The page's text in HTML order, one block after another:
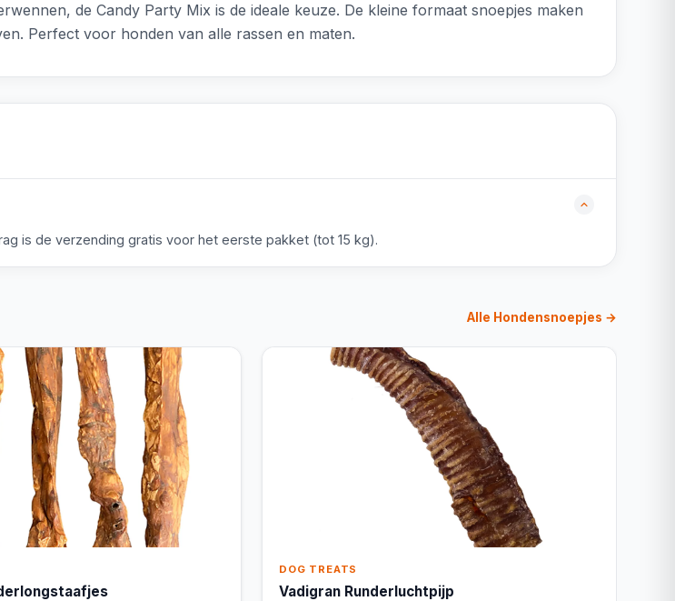
de Candy Party Mix is de ideale keuze. De kleine formaat snoepjes maken
Perfect voor honden van alle rassen en maten.
is de verzending gratis voor het eerste pakket (tot 15 kg).
Alle Hondensnoepjes →
DOG TREATS
Vadigran Runderluchtpijp